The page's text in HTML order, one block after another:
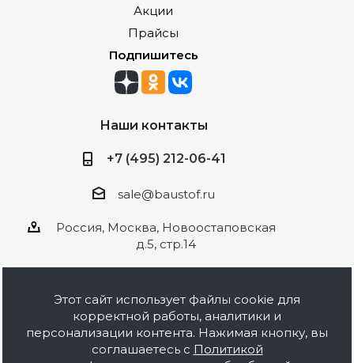
Акции
Прайсы
Подпишитесь
Наши контакты
+7 (495) 212-06-41
sale@baustof.ru
Россия, Москва, Новоостаповская
д.5, стр.14
2026 © ООО Баустов. Собственное
производство лакокрасочной продукции,
оптовая и розничная продажа строительных
Этот сайт использует файлы cookie для
корректной работы, аналитики и
персонализации контента. Нажимая кнопку, вы
соглашаетесь с Политикой